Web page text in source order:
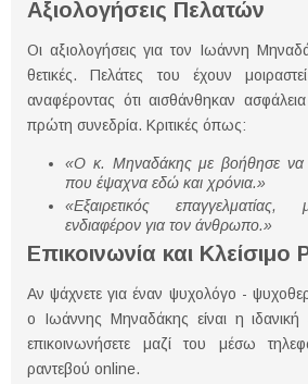
Αξιολογήσεις Πελατών
Οι αξιολογήσεις για τον Ιωάννη
θετικές. Πελάτες του έχουν
αναφέροντας ότι αισθάνθηκαν
πρώτη συνεδρία. Κριτικές όπως:
«Ο κ. Μηναδάκης με βοήθησε να
που έψαχνα εδώ και χρόνια.»
«Εξαιρετικός επαγγελματίας,
ενδιαφέρον για τον άνθρωπο.»
Επικοινωνία και Κλείσιμο
Αν ψάχνετε για έναν ψυχολόγο -
ο Ιωάννης Μηναδάκης είναι η ιδανική
επικοινωνήσετε μαζί του μέσω
ραντεβού online.